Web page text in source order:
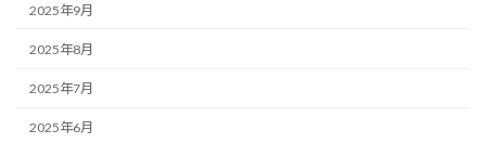
2025年9月
2025年8月
2025年7月
2025年6月